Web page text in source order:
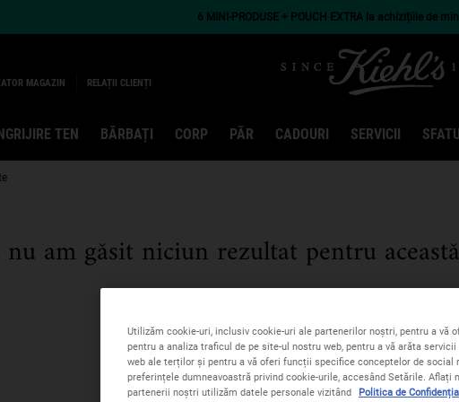
6 MINI-PRODUSE + POUCH EXTRA la achizițiile de
MAGAZIN RELAȚII CLIENȚI
TEN BĂRBAȚI CORP PĂR CADOURI SERVICII
am găsit niciun rezultat pentru
CELE MAI BUNE
Utilizăm cookie-uri, inclusiv cookie-uri ale partenerilor noștri, pentru a vă
pentru a analiza traficul de pe site-ul nostru web, pentru a vă arăta
web ale terților și pentru a vă oferi funcții specifice conceptelor de
preferințele dumneavoastră privind cookie-urile, accesând Setările.
partenerii noștri utilizăm datele personale vizitând
Politica de